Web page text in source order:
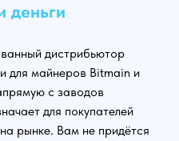
деньги
дистрибьютор
для майнеров Bitmain и
с заводов
для покупателей
рынке. Вам не придётся